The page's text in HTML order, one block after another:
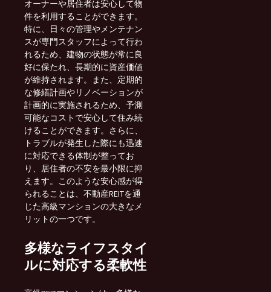
オーナーや居住者は安心して物
件を利用することができます。
特に、日々の管理やメンテナン
スが専門スタッフによって行わ
れるため、建物の状態が常に良
好に保たれ、長期的に資産価値
が維持されます。また、定期的
な修繕計画やリノベーションが
計画的に実施されるため、予測
可能なコストで安心して住み続
けることができます。さらに、
トラブルが発生した際にも迅速
に対応できる体制が整ってお
り、居住者の不安を最小限に抑
えます。このような安心感が得
られることは、不動産REITを通
じた高級マンションの大きなメ
リットの一つです。
多様なライフスタイ
ルに対応する柔軟性